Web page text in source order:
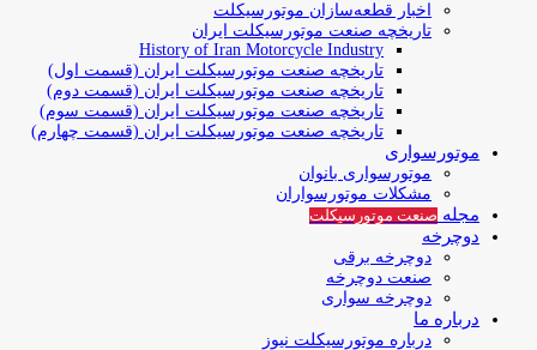
اخبار قطعه‌سازان موتورسیکلت
تاریخچه صنعت موتورسیکلت ایران
History of Iran Motorcycle Industry
تاریخچه صنعت موتورسیکلت ایران (قسمت اول)
تاریخچه صنعت موتورسیکلت ایران (قسمت دوم)
تاریخچه صنعت موتورسیکلت ایران (قسمت سوم)
تاریخچه صنعت موتورسیکلت ایران (قسمت چهارم)
موتورسواری
موتورسواری بانوان
مشکلات موتورسواران
مجله صنعت موتورسیکلت
دوچرخه
دوچرخه برقی
صنعت دوچرخه
دوچرخه سواری
درباره ما
درباره موتورسیکلت نیوز